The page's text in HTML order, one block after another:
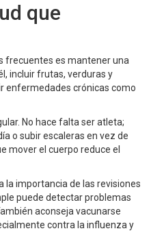
que
frecuentes es mantener una
incluir frutas, verduras y
enfermedades crónicas como
No hace falta ser atleta;
o subir escaleras en vez de
mover el cuerpo reduce el
la importancia de las revisiones
puede detectar problemas
aconseja vacunarse
contra la influenza y